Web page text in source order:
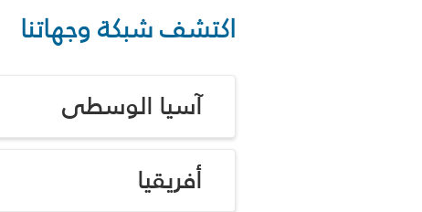
اكتشف شبكة وجهاتنا
آسيا الوسطى
أفريقيا